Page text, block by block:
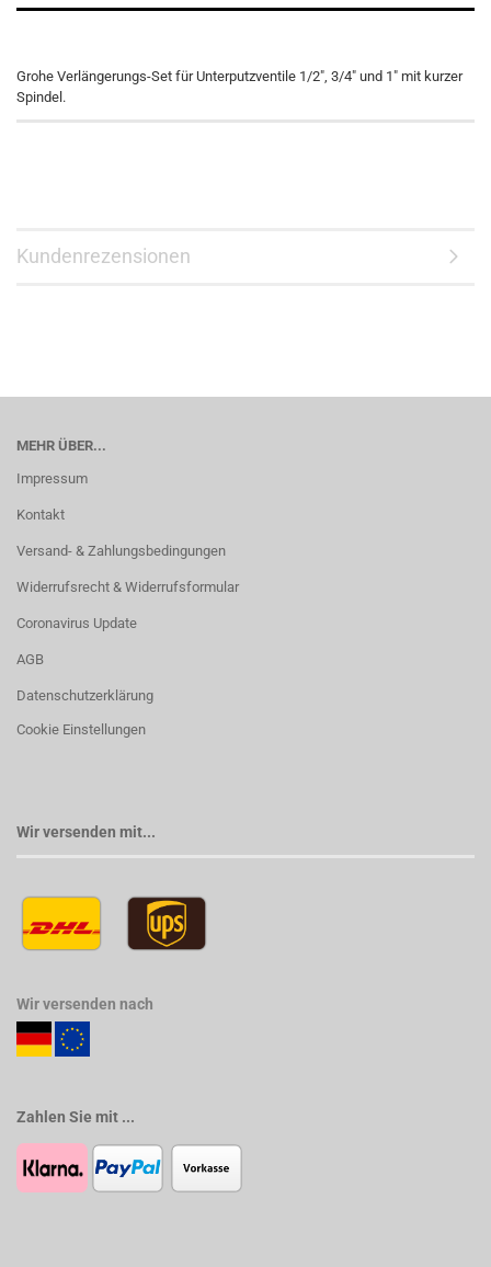
Grohe Verlängerungs-Set für Unterputzventile 1/2", 3/4" und 1" mit kurzer
Spindel.
Kundenrezensionen
MEHR ÜBER...
Impressum
Kontakt
Versand- & Zahlungsbedingungen
Widerrufsrecht & Widerrufsformular
Coronavirus Update
AGB
Datenschutzerklärung
Cookie Einstellungen
Wir versenden mit...
Wir versenden nach
Zahlen Sie mit ...